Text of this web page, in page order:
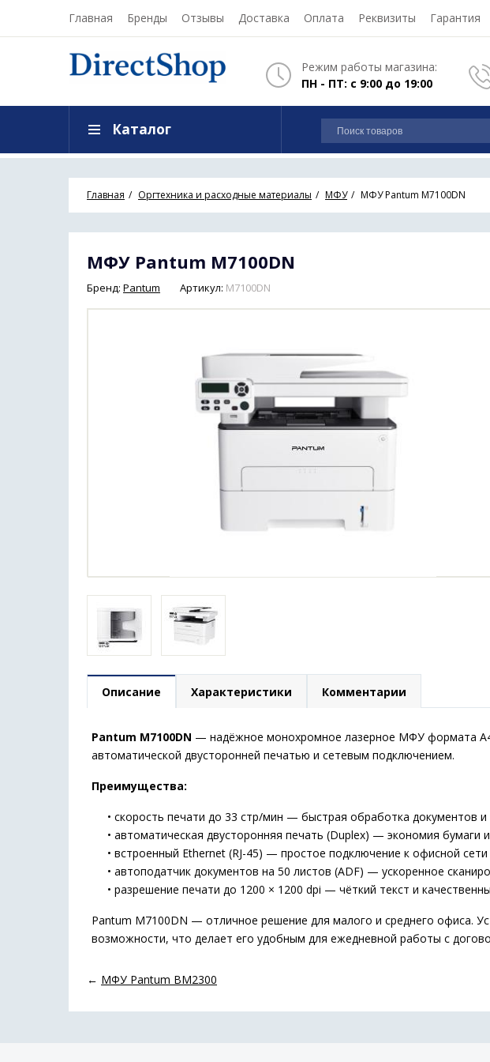
Главная Бренды Отзывы Доставка Оплата Реквизиты Гарантия
Режим работы магазина:
ПН - ПТ: с 9:00 до 19:00
Каталог
Главная Оргтехника и расходные материалы МФУ МФУ Pantum M7100DN
МФУ Pantum M7100DN
Бренд: Pantum Артикул: M7100DN
Описание Характеристики Комментарии
Pantum M7100DN — надёжное монохромное лазерное МФУ формата A4
автоматической двусторонней печатью и сетевым подключением.
Преимущества:
• скорость печати до 33 стр/мин — быстрая обработка документов и
• автоматическая двусторонняя печать (Duplex) — экономия бумаги
• встроенный Ethernet (RJ-45) — простое подключение к офисной сети
• автоподатчик документов на 50 листов (ADF) — ускоренное
• разрешение печати до 1200 × 1200 dpi — чёткий текст и
Pantum M7100DN — отличное решение для малого и среднего офиса.
возможности, что делает его удобным для ежедневной работы с
← МФУ Pantum BM2300